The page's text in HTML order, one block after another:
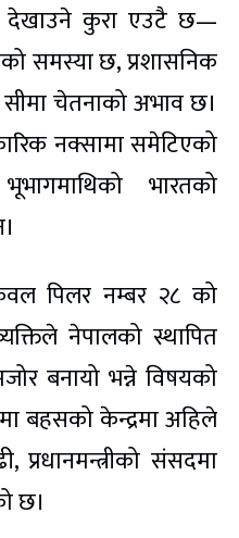
देखाउने कुरा एउटै छ—
समस्या छ, प्रशासनिक
चेतनाको अभाव छ।
नक्सामा समेटिएको
भारतको
पिलर नम्बर २८ को
नेपालको स्थापित
बनायो भन्ने विषयको
बहसको केन्द्रमा अहिले
प्रधानमन्त्रीको संसदमा
छ।